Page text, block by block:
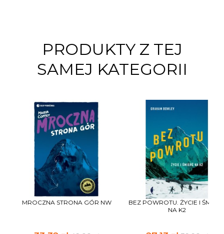
PRODUKTY Z TEJ
SAMEJ KATEGORII
MROCZNA STRONA GÓR NW
BEZ POWROTU. ŻYCIE I
NA K2